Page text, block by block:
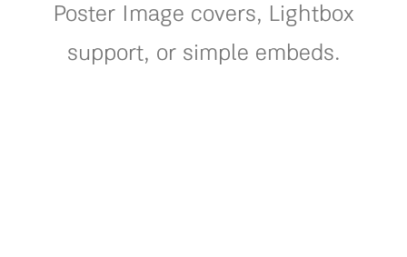
Poster Image covers, Lightbox
support, or simple embeds.